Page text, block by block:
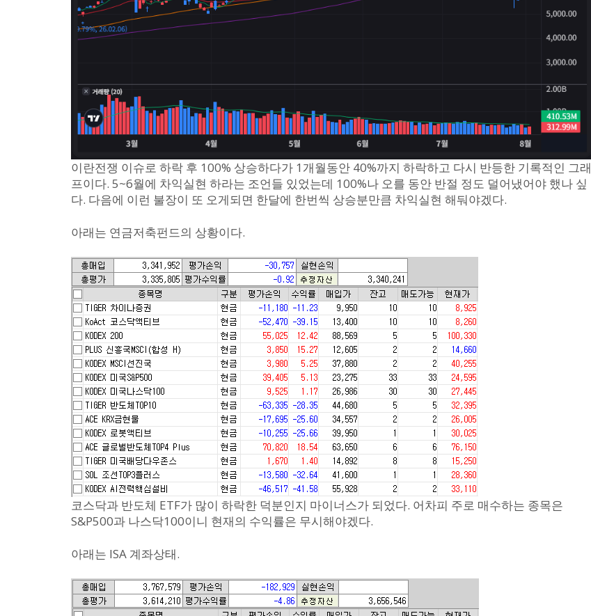
이란전쟁 이슈로 하락 후 100% 상승하다가 1개월동안 40%까지 하락하고 다시 반등한 기록적인 그래
프이다. 5~6월에 차익실현 하라는 조언들 있었는데 100%나 오를 동안 반절 정도 덜어냈어야 했나 싶
다. 다음에 이런 불장이 또 오게되면 한달에 한번씩 상승분만큼 차익실현 해둬야겠다.
아래는 연금저축펀드의 상황이다.
코스닥과 반도체 ETF가 많이 하락한 덕분인지 마이너스가 되었다. 어차피 주로 매수하는 종목은
S&P500과 나스닥100이니 현재의 수익률은 무시해야겠다.
아래는 ISA 계좌상태.